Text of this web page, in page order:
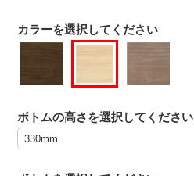
カラーを選択してください
ボトムの高さを選択してください